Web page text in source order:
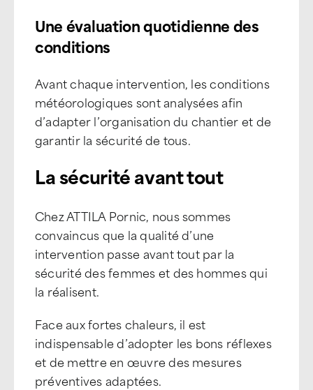
Une évaluation quotidienne des
conditions
Avant chaque intervention, les conditions
météorologiques sont analysées afin
d’adapter l’organisation du chantier et de
garantir la sécurité de tous.
La sécurité avant tout
Chez ATTILA Pornic, nous sommes
convaincus que la qualité d’une
intervention passe avant tout par la
sécurité des femmes et des hommes qui
la réalisent.
Face aux fortes chaleurs, il est
indispensable d’adopter les bons réflexes
et de mettre en œuvre des mesures
préventives adaptées.